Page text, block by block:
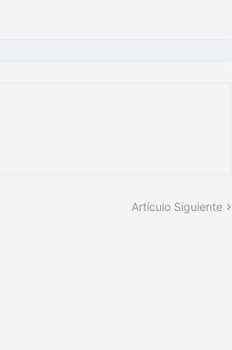
Artículo Siguiente